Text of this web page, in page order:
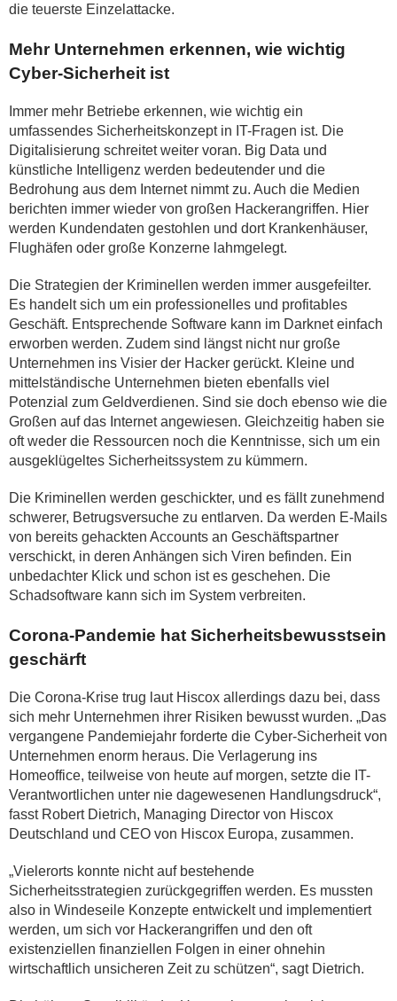
die teuerste Einzelattacke.
Mehr Unternehmen erkennen, wie wichtig
Cyber-Sicherheit ist
Immer mehr Betriebe erkennen, wie wichtig ein
umfassendes Sicherheitskonzept in IT-Fragen ist. Die
Digitalisierung schreitet weiter voran. Big Data und
künstliche Intelligenz werden bedeutender und die
Bedrohung aus dem Internet nimmt zu. Auch die Medien
berichten immer wieder von großen Hackerangriffen. Hier
werden Kundendaten gestohlen und dort Krankenhäuser,
Flughäfen oder große Konzerne lahmgelegt.
Die Strategien der Kriminellen werden immer ausgefeilter.
Es handelt sich um ein professionelles und profitables
Geschäft. Entsprechende Software kann im Darknet einfach
erworben werden. Zudem sind längst nicht nur große
Unternehmen ins Visier der Hacker gerückt. Kleine und
mittelständische Unternehmen bieten ebenfalls viel
Potenzial zum Geldverdienen. Sind sie doch ebenso wie die
Großen auf das Internet angewiesen. Gleichzeitig haben sie
oft weder die Ressourcen noch die Kenntnisse, sich um ein
ausgeklügeltes Sicherheitssystem zu kümmern.
Die Kriminellen werden geschickter, und es fällt zunehmend
schwerer, Betrugsversuche zu entlarven. Da werden E-Mails
von bereits gehackten Accounts an Geschäftspartner
verschickt, in deren Anhängen sich Viren befinden. Ein
unbedachter Klick und schon ist es geschehen. Die
Schadsoftware kann sich im System verbreiten.
Corona-Pandemie hat Sicherheitsbewusstsein
geschärft
Die Corona-Krise trug laut Hiscox allerdings dazu bei, dass
sich mehr Unternehmen ihrer Risiken bewusst wurden. „Das
vergangene Pandemiejahr forderte die Cyber-Sicherheit von
Unternehmen enorm heraus. Die Verlagerung ins
Homeoffice, teilweise von heute auf morgen, setzte die IT-
Verantwortlichen unter nie dagewesenen Handlungsdruck“,
fasst Robert Dietrich, Managing Director von Hiscox
Deutschland und CEO von Hiscox Europa, zusammen.
„Vielerorts konnte nicht auf bestehende
Sicherheitsstrategien zurückgegriffen werden. Es mussten
also in Windeseile Konzepte entwickelt und implementiert
werden, um sich vor Hackerangriffen und den oft
existenziellen finanziellen Folgen in einer ohnehin
wirtschaftlich unsicheren Zeit zu schützen“, sagt Dietrich.